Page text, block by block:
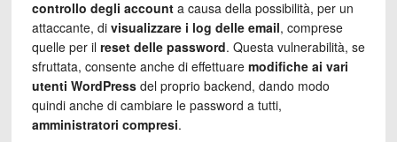
controllo degli accounta causa della possibilità, per un
attaccante, di visualizzare i log delle email, comprese
quelle per il reset delle password. Questa vulnerabilità, se
sfruttata, consente anche di effettuare modifiche ai vari
utenti WordPressdel proprio backend, dando modo
quindi anche di cambiare le password a tutti,
amministratori compresi.